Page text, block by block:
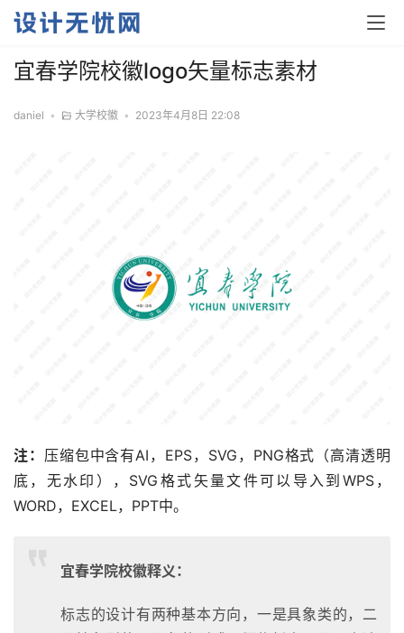
宜春学院校徽logo矢量标志素材
daniel • 大学校徽 • 2023年4月8日 22:08
注： 压缩包中含有AI，EPS，SVG，PNG格式（高清透明
底，无水印），SVG格式矢量文件可以导入到WPS，
WORD，EXCEL，PPT中。
宜春学院校徽释义：
标志的设计有两种基本方向，一是具象类的，二